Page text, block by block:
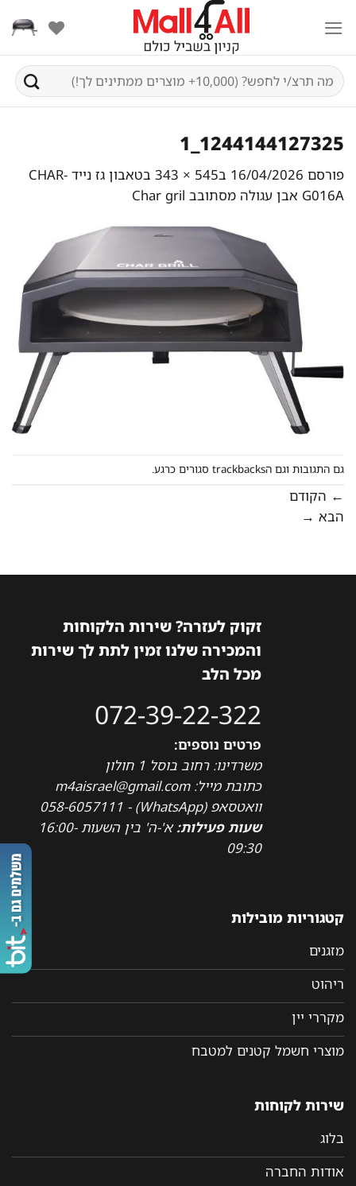
content
חיפוש
עבור:
1244144127325_1
פורסם 16/04/2026 ב545 × 343 ב
טאבון גז נייד CHAR-
G016A אבן עגולה מסתובב Char gril
גם התגובות וגם הtrackbacks סגורים כרגע.
← הקודם
הבא →
זקוק לעזרה? שירות הלקוחות
והמכירה שלנו זמין לתת לך שירות
מכל הלב
072-39-22-322
פרטים נוספים:
משרדינו: רחוב בוסל 1 חולון
כתובת מייל: m4aisrael@gmail.com
וואטסאפ (WhatsApp) - 058-6057111
שעות פעילות:
א'-ה' בין השעות 16:00-
09:30
קטגוריות מובילות
מזגנים
ריהוט
מקררי יין
מוצרי חשמל קטנים למטבח
שירות לקוחות
בלוג
אודות החברה